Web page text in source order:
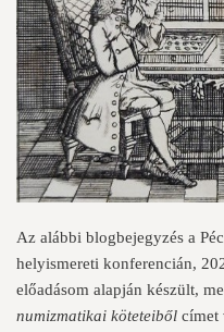
Az alábbi blogbejegyzés a
helyismereti konferencián,
előadásom alapján készült,
numizmatikai köteteiből címet